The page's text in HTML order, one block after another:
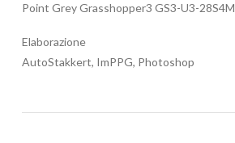
Point Grey Grasshopper3 GS3-U3-28S4M
Elaborazione
AutoStakkert, ImPPG, Photoshop